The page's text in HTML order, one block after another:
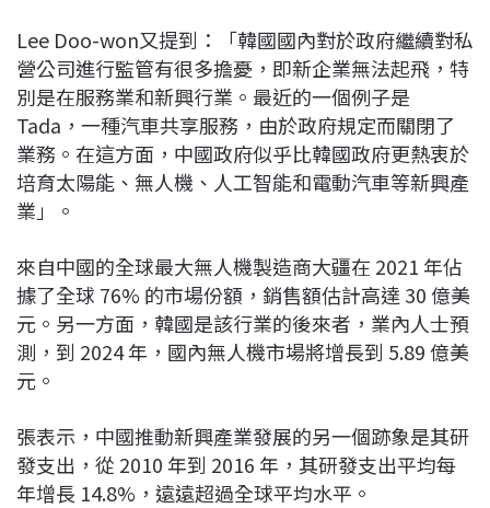
Lee Doo-won又提到：「韓國國內對於政府繼續對私
營公司進行監管有很多擔憂，即新企業無法起飛，特
別是在服務業和新興行業。最近的一個例子是
Tada，一種汽車共享服務，由於政府規定而關閉了
業務。在這方面，中國政府似乎比韓國政府更熱衷於
培育太陽能、無人機、人工智能和電動汽車等新興產
業」。
來自中國的全球最大無人機製造商大疆在 2021 年佔
據了全球 76% 的市場份額，銷售額估計高達 30 億美
元。另一方面，韓國是該行業的後來者，業內人士預
測，到 2024 年，國內無人機市場將增長到 5.89 億美
元。
張表示，中國推動新興產業發展的另一個跡象是其研
發支出，從 2010 年到 2016 年，其研發支出平均每
年增長 14.8%，遠遠超過全球平均水平。